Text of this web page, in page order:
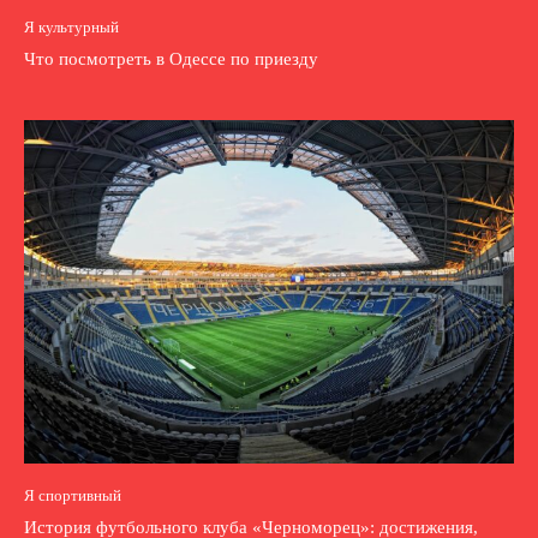
Я культурный
Что посмотреть в Одессе по приезду
Я спортивный
История футбольного клуба «Черноморец»: достижения,